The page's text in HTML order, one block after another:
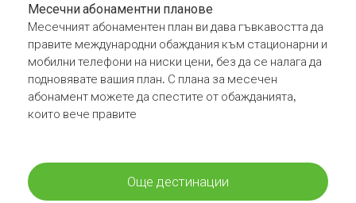
Месечни абонаментни планове
Месечният абонаментен план ви дава гъвкавостта да
правите международни обаждания към стационарни и
мобилни телефони на ниски цени, без да се налага да
подновявате вашия план. С плана за месечен
абонамент можете да спестите от обажданията,
които вече правите
Още дестинации